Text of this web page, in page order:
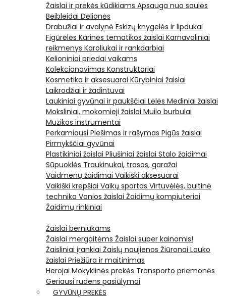
Žaislai ir prekės kūdikiams Apsauga nuo saulės
Beibleidai Dėlionės
Drabužiai ir avalynė Eskizų knygelės ir lipdukai
Figūrėlės Karinės tematikos žaislai Karnavaliniai
reikmenys Karoliukai ir rankdarbiai
Kelioniniai priedai vaikams
Kolekcionavimas Konstruktoriai
Kosmetika ir aksesuarai Kūrybiniai žaislai
Laikrodžiai ir žadintuvai
Laukiniai gyvūnai ir paukščiai Lėlės Mediniai žaislai
Moksliniai, mokomieji žaislai Muilo burbulai
Muzikos instrumentai
Perkamiausi Piešimas ir rašymas Pigūs žaislai
Pirmykščiai gyvūnai
Plastikiniai žaislai Pliušiniai žaislai Stalo žaidimai
Sūpuoklės Traukinukai, trasos, garažai
Vaidmenų žaidimai Vaikiški aksesuarai
Vaikiški krepšiai Vaikų sportas Virtuvėlės, buitinė
technika Vonios žaislai Žaidimų kompiuteriai
Žaidimų rinkiniai
Žaislai berniukams
Žaislai mergaitėms Žaislai super kainomis!
Žaisliniai įrankiai Žaislų naujienos Žiūronai Lauko
žaislai Priežiūra ir maitinimas
Herojai Mokyklinės prekės Transporto priemonės
Geriausi rudens pasiūlymai
GYVŪNŲ PREKĖS